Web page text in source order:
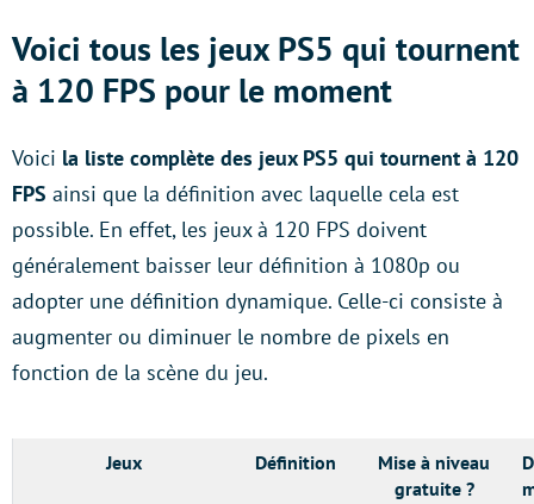
Voici tous les jeux PS5 qui tournent
à 120 FPS pour le moment
Voici la liste complète des jeux PS5 qui tournent à 120
FPS ainsi que la définition avec laquelle cela est
possible. En effet, les jeux à 120 FPS doivent
généralement baisser leur définition à 1080p ou
adopter une définition dynamique. Celle-ci consiste à
augmenter ou diminuer le nombre de pixels en
fonction de la scène du jeu.
Jeux Définition
Mise à niveau
gratuite ?